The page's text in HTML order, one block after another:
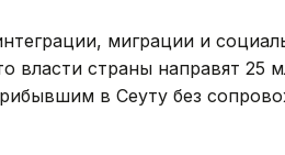
миграции и
власти страны направят 25
в Сеуту без